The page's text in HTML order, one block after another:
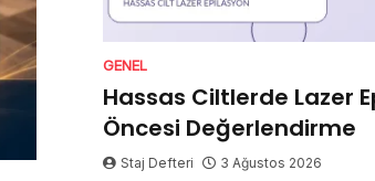
GENEL
Hassas Ciltlerde Lazer
Öncesi Değerlendirme
Staj Defteri 3 Ağustos 2026